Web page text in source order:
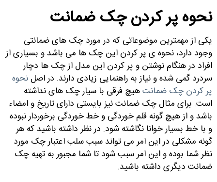
نحوه پر کردن چک ضمانت
یکی از مهمترین موضوعاتی که در مورد چک های ضمانتی
وجود دارد، نحوه ی پر کردن این چک ها می باشد و بسیاری از
افراد در هنگام نوشتن و پر کردن این مدل از چک ها دچار
سردرد گمی شده و نیاز به راهنمایی زیادی دارند. در اصل نحوه
پر کردن چک ضمانتهیچ فرقی با سیار چک های نداشته
است. برای مثال چک ضمانت نیز بایستی دارای تاریخ و امضاء
باشد و از هیچ گونه قلم خوردگی و خط خوردگی برخوردار نبوده
و با خط بسیار خوانا نگاشته شود. در نظر داشته باشید که هر
گونه مشکلی در این امر می تواند سبب سلب اعتبار چک مورد
نظر شما بوده و این امر سبب شود تا شما مجبور به تهیه چک
ضمانت دیگری داشته باشید.